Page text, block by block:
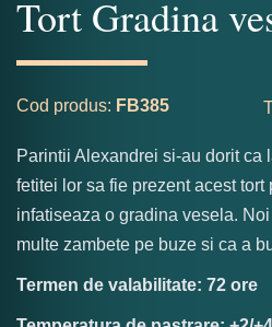
Tort Gradina
Cod produs: FB385
Parintii Alexandrei si-au dorit ca
fetitei lor sa fie prezent acest tort
infatiseaza o gradina vesela.
multe zambete pe buze si ca a
Termen de valabilitate: 72 ore